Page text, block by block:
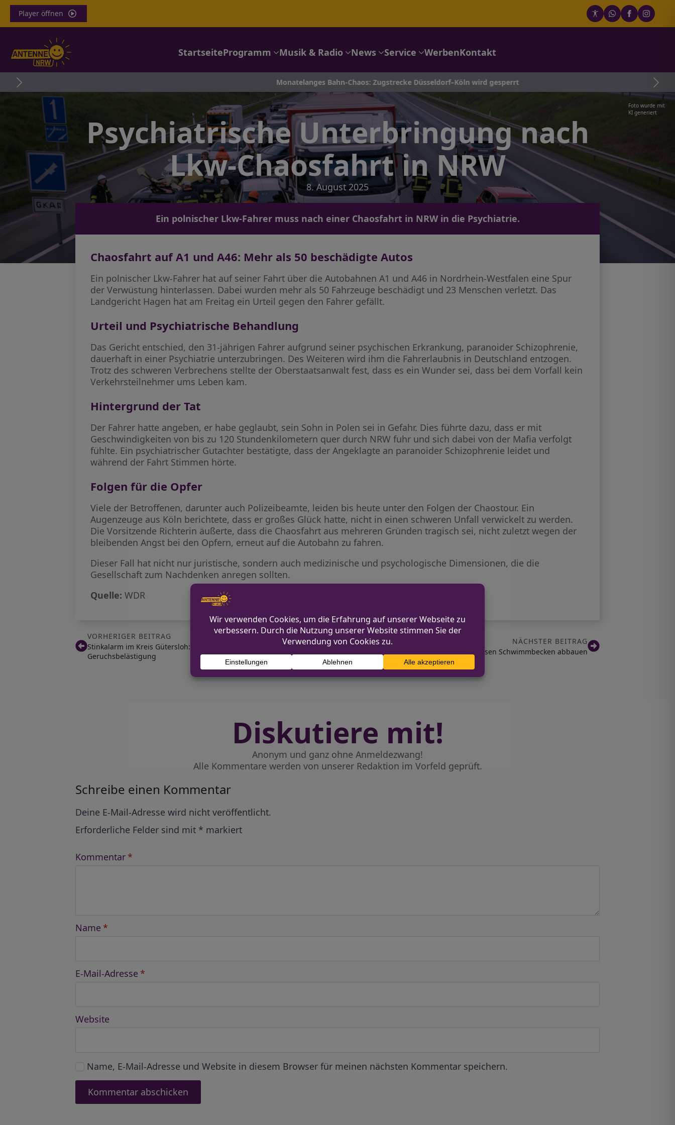
Player öffnen
StartseiteProgramm Musik & Radio News Service WerbenKontakt
Monatelanges Bahn-Chaos: Zugstrecke Düsseldorf–Köln wird gesperrt
Foto wurde mit
KI generiert
Psychiatrische Unterbringung nach
Lkw-Chaosfahrt in NRW
8. August 2025
Ein polnischer Lkw-Fahrer muss nach einer Chaosfahrt in NRW in die Psychiatrie.
Chaosfahrt auf A1 und A46: Mehr als 50 beschädigte Autos
Ein polnischer Lkw-Fahrer hat auf seiner Fahrt über die Autobahnen A1 und A46 in Nordrhein-Westfalen eine Spur
der Verwüstung hinterlassen. Dabei wurden mehr als 50 Fahrzeuge beschädigt und 23 Menschen verletzt. Das
Landgericht Hagen hat am Freitag ein Urteil gegen den Fahrer gefällt.
Urteil und Psychiatrische Behandlung
Das Gericht entschied, den 31-jährigen Fahrer aufgrund seiner psychischen Erkrankung, paranoider Schizophrenie,
dauerhaft in einer Psychiatrie unterzubringen. Des Weiteren wird ihm die Fahrerlaubnis in Deutschland entzogen.
Trotz des schweren Verbrechens stellte der Oberstaatsanwalt fest, dass es ein Wunder sei, dass bei dem Vorfall kein
Verkehrsteilnehmer ums Leben kam.
Hintergrund der Tat
Der Fahrer hatte angeben, er habe geglaubt, sein Sohn in Polen sei in Gefahr. Dies führte dazu, dass er mit
Geschwindigkeiten von bis zu 120 Stundenkilometern quer durch NRW fuhr und sich dabei von der Mafia verfolgt
fühlte. Ein psychiatrischer Gutachter bestätigte, dass der Angeklagte an paranoider Schizophrenie leidet und
während der Fahrt Stimmen hörte.
Folgen für die Opfer
Viele der Betroffenen, darunter auch Polizeibeamte, leiden bis heute unter den Folgen der Chaostour. Ein
Augenzeuge aus Köln berichtete, dass er großes Glück hatte, nicht in einen schweren Unfall verwickelt zu werden.
Die Vorsitzende Richterin äußerte, dass die Chaosfahrt aus mehreren Gründen tragisch sei, nicht zuletzt wegen der
bleibenden Angst bei den Opfern, erneut auf die Autobahn zu fahren.
Dieser Fall hat nicht nur juristische, sondern auch medizinische und psychologische Dimensionen, die die
Gesellschaft zum Nachdenken anregen sollten.
Quelle: WDR
VORHERIGER BEITRAG
Stinkalarm im Kreis Gütersloh: Anwohner leiden unter
Geruchsbelästigung
NÄCHSTER BEITRAG
Ärger um Pools in Herne: Mieter müssen Schwimmbecken abbauen
Diskutiere mit!
Anonym und ganz ohne Anmeldezwang!
Alle Kommentare werden von unserer Redaktion im Vorfeld geprüft.
Schreibe einen Kommentar
Deine E-Mail-Adresse wird nicht veröffentlicht.
Erforderliche Felder sind mit * markiert
Kommentar *
Name *
E-Mail-Adresse *
Website
Name, E-Mail-Adresse und Website in diesem Browser für meinen nächsten Kommentar speichern.